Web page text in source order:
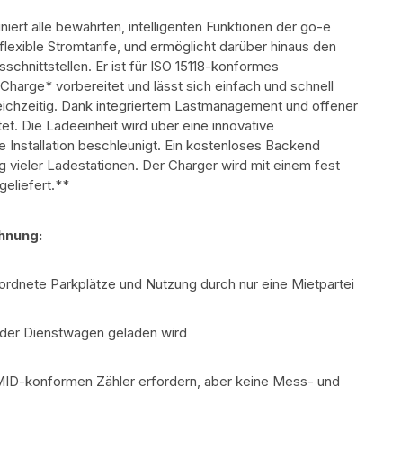
alle bewährten, intelligenten Funktionen der go-e
Stromtarife, und ermöglicht darüber hinaus den
Er ist für ISO 15118-konformes
vorbereitet und lässt sich einfach und schnell
Dank integriertem Lastmanagement und offener
Die Ladeeinheit wird über eine innovative
beschleunigt. Ein kostenloses Backend
vieler Ladestationen. Der Charger wird mit einem fest
Parkplätze und Nutzung durch nur eine Mietpartei
Dienstwagen geladen wird
konformen Zähler erfordern, aber keine Mess- und